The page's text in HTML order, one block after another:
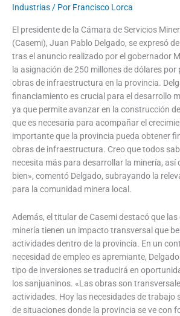
Industrias / Por Francisco Lorca
El presidente de la Cámara de Servicios
(Casemi), Juan Pablo Delgado, se expresó
tras el anuncio realizado por el gobernador
la asignación de 250 millones de dólares
obras de infraestructura en la provincia.
financiamiento es crucial para el desarrollo
ya que permite avanzar en la construcción
que es necesaria para acompañar el
importante que la provincia pueda obtener
obras de infraestructura. Creo que todos
necesita más para desarrollar la minería, así
bien», comentó Delgado, subrayando la
para la comunidad minera local.
Además, el titular de Casemi destacó que
minería tienen un impacto transversal que
actividades dentro de la provincia. En un
necesidad de empleo es apremiante,
tipo de inversiones se traducirá en
los sanjuaninos. «Las obras son
actividades. Hoy las necesidades de trabajo
de situaciones donde la provincia se ve con